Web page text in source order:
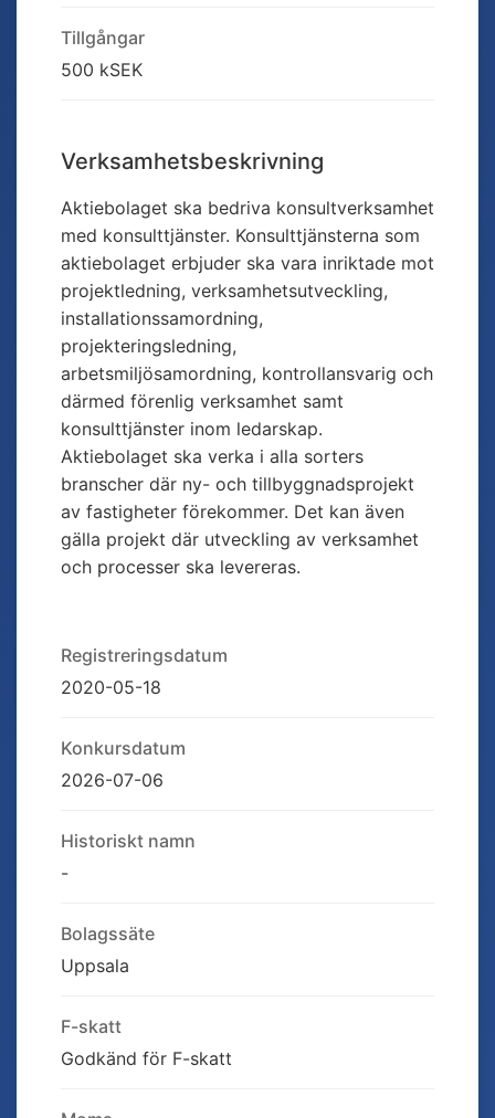
Tillgångar
500 kSEK
Verksamhetsbeskrivning
Aktiebolaget ska bedriva konsultverksamhet
med konsulttjänster. Konsulttjänsterna som
aktiebolaget erbjuder ska vara inriktade mot
projektledning, verksamhetsutveckling,
installationssamordning,
projekteringsledning,
arbetsmiljösamordning, kontrollansvarig och
därmed förenlig verksamhet samt
konsulttjänster inom ledarskap.
Aktiebolaget ska verka i alla sorters
branscher där ny- och tillbyggnadsprojekt
av fastigheter förekommer. Det kan även
gälla projekt där utveckling av verksamhet
och processer ska levereras.
Registreringsdatum
2020-05-18
Konkursdatum
2026-07-06
Historiskt namn
-
Bolagssäte
Uppsala
F-skatt
Godkänd för F-skatt